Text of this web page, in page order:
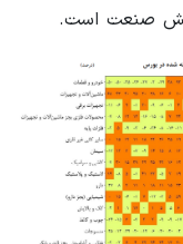
صنعت است.